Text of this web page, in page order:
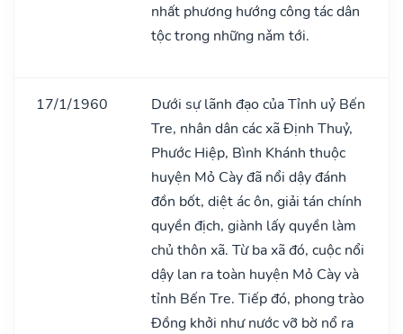
nhất phương hướng công tác dân
tộc trong những nǎm tới.
17/1/1960
Dưới sự lãnh đạo của Tỉnh uỷ Bến
Tre, nhân dân các xã Định Thuỷ,
Phước Hiệp, Bình Khánh thuộc
huyện Mỏ Cày đã nổi dậy đánh
đồn bốt, diệt ác ôn, giải tán chính
quyền địch, giành lấy quyền làm
chủ thôn xã. Từ ba xã đó, cuộc nổi
dậy lan ra toàn huyện Mỏ Cày và
tỉnh Bến Tre. Tiếp đó, phong trào
Đồng khởi như nước vỡ bờ nổ ra